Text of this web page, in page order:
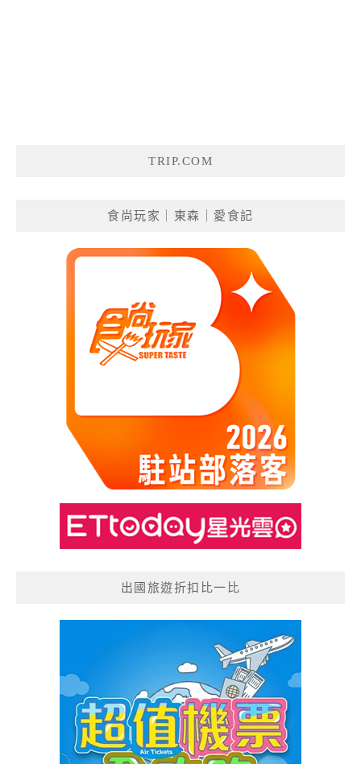
TRIP.COM
食尚玩家｜東森｜愛食記
出國旅遊折扣比一比